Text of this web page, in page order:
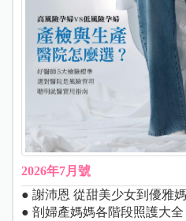
2026年7月號
● 謝沛恩 從甜美少女到優雅
● 剖婦產媽媽各階段照護大全